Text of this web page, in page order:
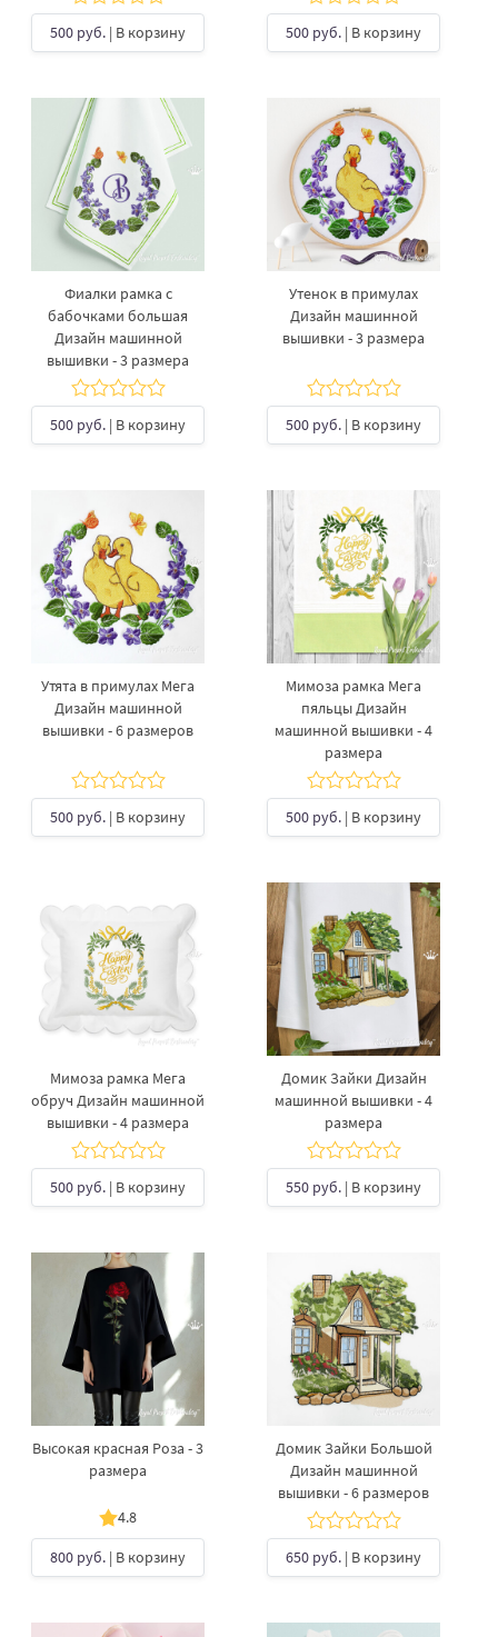
500 руб. | В корзину 500 руб. | В корзину
Фиалки рамка с
бабочками большая
Дизайн машинной
вышивки - 3 размера
500 руб. | В корзину
Утенок в примулах
Дизайн машинной
вышивки - 3 размера
500 руб. | В корзину
Утята в примулах Мега
Дизайн машинной
вышивки - 6 размеров
500 руб. | В корзину
Мимоза рамка Мега
пяльцы Дизайн
машинной вышивки - 4
размера
500 руб. | В корзину
Мимоза рамка Мега
обруч Дизайн машинной
вышивки - 4 размера
500 руб. | В корзину
Домик Зайки Дизайн
машинной вышивки - 4
размера
550 руб. | В корзину
Высокая красная Роза - 3
размера
4.8
800 руб. | В корзину
Домик Зайки Большой
Дизайн машинной
вышивки - 6 размеров
650 руб. | В корзину